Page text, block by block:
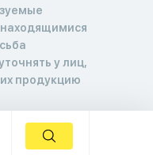
у лиц,
продукцию